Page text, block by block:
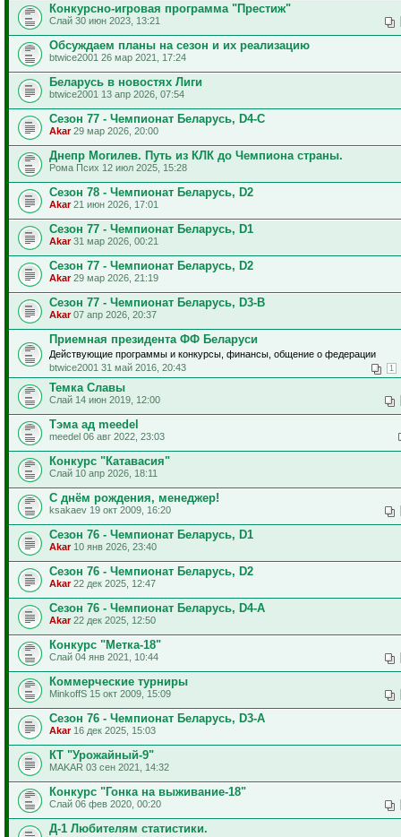
Конкурсно-игровая программа "Престиж"
Слай 30 июн 2023, 13:21
Обсуждаем планы на сезон и их реализацию
btwice2001 26 мар 2021, 17:24
Беларусь в новостях Лиги
btwice2001 13 апр 2026, 07:54
Сезон 77 - Чемпионат Беларусь, D4-C
Akar29 мар 2026, 20:00
Днепр Могилев. Путь из КЛК до Чемпиона страны.
Рома Псих 12 июл 2025, 15:28
Сезон 78 - Чемпионат Беларусь, D2
Akar21 июн 2026, 17:01
Сезон 77 - Чемпионат Беларусь, D1
Akar31 мар 2026, 00:21
Сезон 77 - Чемпионат Беларусь, D2
Akar29 мар 2026, 21:19
Сезон 77 - Чемпионат Беларусь, D3-B
Akar07 апр 2026, 20:37
Приемная президента ФФ Беларуси
Действующие программы и конкурсы, финансы, общение о федерации
1
btwice2001 31 май 2016, 20:43
Темка Славы
Слай 14 июн 2019, 12:00
Тэма ад meedel
meedel 06 авг 2022, 23:03
Конкурс "Катавасия"
Слай 10 апр 2026, 18:11
С днём рождения, менеджер!
ksakaev 19 окт 2009, 16:20
Сезон 76 - Чемпионат Беларусь, D1
Akar10 янв 2026, 23:40
Сезон 76 - Чемпионат Беларусь, D2
Akar22 дек 2025, 12:47
Сезон 76 - Чемпионат Беларусь, D4-A
Akar22 дек 2025, 12:50
Конкурс "Метка-18"
Слай 04 янв 2021, 10:44
Коммерческие турниры
MinkoffS 15 окт 2009, 15:09
Сезон 76 - Чемпионат Беларусь, D3-A
Akar16 дек 2025, 15:03
КТ "Урожайный-9"
MAKAR 03 сен 2021, 14:32
Конкурс "Гонка на выживание-18"
Слай 06 фев 2020, 00:20
Д-1 Любителям статистики.